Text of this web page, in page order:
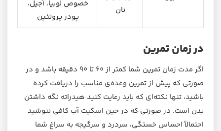
نان
خصوص لوبیا، آجیل،
پودر پروتئین
در زمان تمرین
اگر مدت زمان تمرین شما کمتر از ۶۰ تا ۹۰ دقیقه باشد و در
صورتی که پیش از تمرین وعده‌ی مناسب را دریافت کرده
باشید، تنها نکته‌ای که باید رعایت کنید هیدراته نگه داشتن
بدن است. در صورتی که در حین اسکیت آب کافی ننوشید
احتمالاً احساس خستگی، سردرد و سرگیجه به سراغ شما